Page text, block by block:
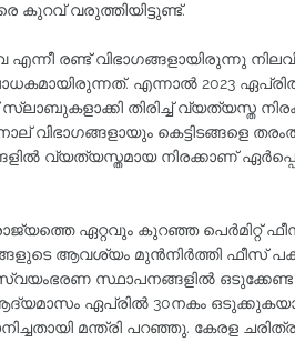
കുറവ് വരുത്തിയിട്ടുണ്ട്.
എന്നീ രണ്ട് വിഭാഗങ്ങളായിരുന്നു
എന്നാല്‍ 2023 ഏപ്രില്‍
തിരിച്ച് വ്യത്യസ്ത
വിഭാഗങ്ങളായും കെട്ടിടങ്ങളെ
വ്യത്യസ്തമായ നിരക്കാണ്
രാജ്യത്തെ ഏറ്റവും കുറഞ്ഞ പെര്‍മിറ്റ്
ആവശ്യം മുന്‍നിര്‍ത്തി ഫീസ്
സ്ഥാപനങ്ങളില്‍
ഏപ്രില്‍ 30നകം
മന്ത്രി പറഞ്ഞു. കേരള